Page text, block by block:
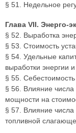
§ 51. Недельное
Глава VII. Энерго-
§ 52. Выработка
§ 53. Стоимость
§ 54. Удельные
выработки энергии
§ 55.
§ 56. Влияние числа
мощности на
§ 57. Влияние числа
топливной